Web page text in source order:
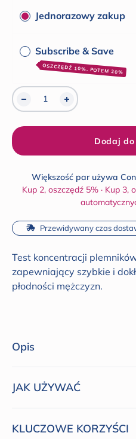
gwiazdek
opinii
Jednorazowy zakup
Subscribe & Save
OSZCZĘDŹ 10%, POTEM 20%
Dodaj
Większość par używa
Kup 2, oszczędź 5% · Kup 3,
Przewidywany czas
Test koncentracji
zapewniający szybkie i
płodności mężczyzn.
Opis
JAK UŻYWAĆ
KLUCZOWE KORZYŚCI